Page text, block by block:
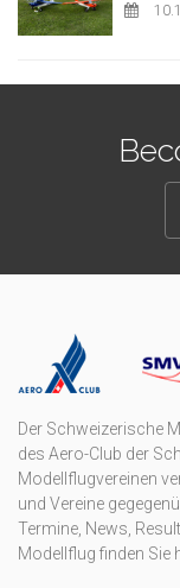
Der Schweizerische
des Aero-Club der
Modellflugvereinen
und Vereine
Termine, News,
Modellflug finden Sie